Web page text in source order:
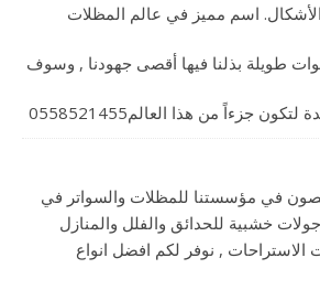
اسم مميز في عالم المظلات
طويلة بذلنا فيها أقصى جهودنا , وسوف
جزءاً من هذا العالم0558521455
في مؤسستنا للمظلات والسواتر في
خشبية للحدائق والفلل والمنازل
الاستراحات , نوفر لكم افضل انواع